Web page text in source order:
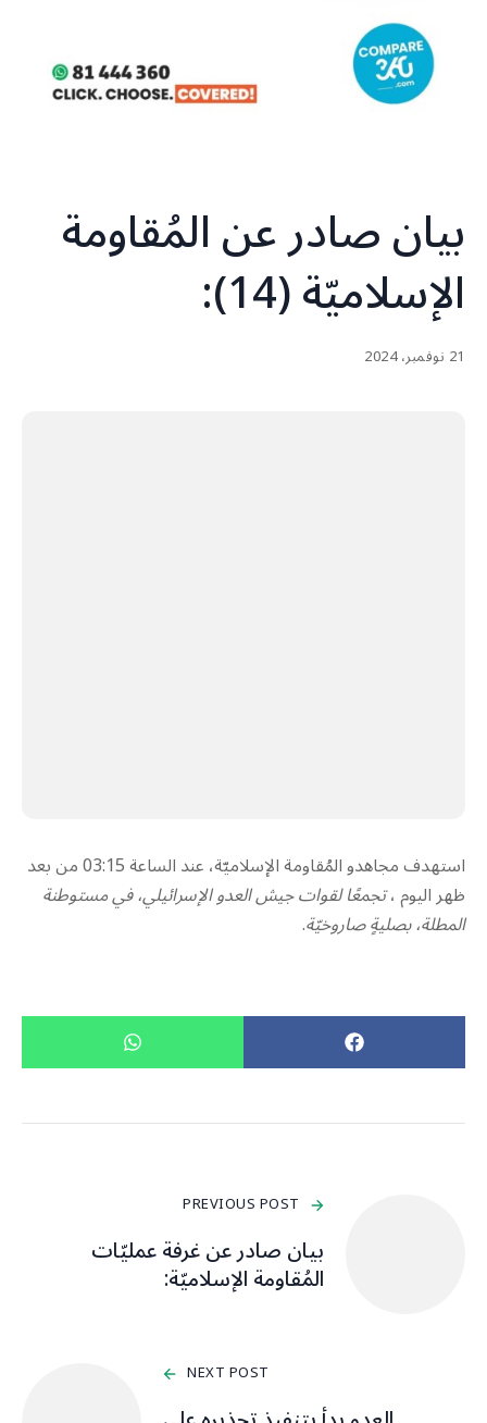
بيان صادر عن المُقاومة
الإسلاميّة (14):
21 نوفمبر، 2024
استهدف مجاهدو المُقاومة الإسلاميّة، عند الساعة 03:15 من بعد
ظهر اليوم ،تجمعًا لقوات جيش العدو الإسرائيلي، في مستوطنة
المطلة، بصليةٍ صاروخيّة.
PREVIOUS POST
بيان صادر عن غرفة عمليّات
المُقاومة الإسلاميّة:
NEXT POST